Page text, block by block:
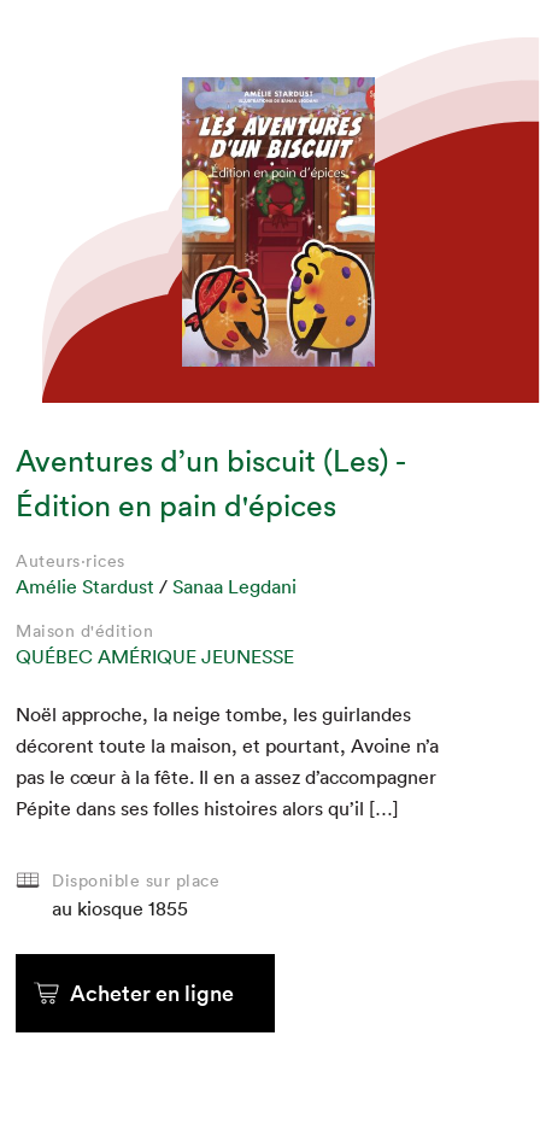
Aventures d’un biscuit (Les) -
Édition en pain d'épices
Auteurs·rices
Amélie Stardust /Sanaa Legdani
Maison d'édition
QUÉBEC AMÉRIQUE JEUNESSE
Noël approche, la neige tombe, les guir­lan­des
décorent toute la mai­son, et pour­tant, Avoine n’a
pas le cœur à la fête. Il en a assez d’accompagner
Pépite dans ses folles his­toires alors qu’il […]
Disponible sur place
au kiosque 1855
Acheter en ligne